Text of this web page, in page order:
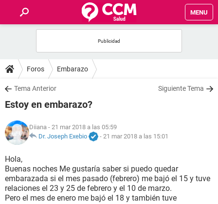
MENU
FOROS
SALUD
FAMILIA
NUTRICIÓN
BIENESTAR
SEXUALIDAD
Foros Embarazo
Tema Anterior Siguiente Tema
Estoy en embarazo?
Diiana - 21 mar 2018 a las 05:59
Dr. Joseph Exebio
- 21 mar 2018 a las 15:01
Hola,
Buenas noches Me gustaría saber si puedo quedar
embarazada si el mes pasado (febrero) me bajó el 15 y tuve
relaciones el 23 y 25 de febrero y el 10 de marzo.
Pero el mes de enero me bajó el 18 y también tuve